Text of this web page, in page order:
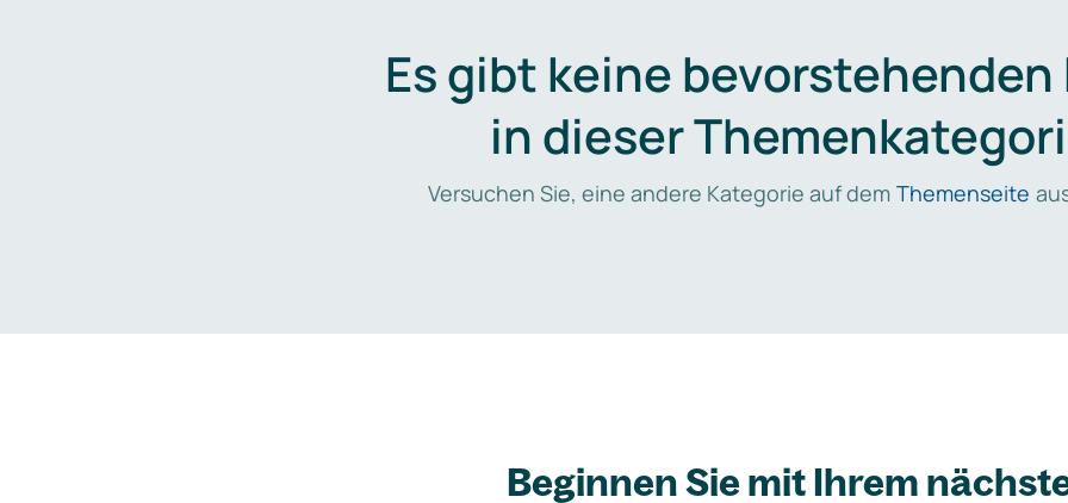
Es gibt keine bevorstehenden
in dieser
Versuchen Sie, eine andere Kategorie auf dem Themenseite
Beginnen Sie mit Ihrem